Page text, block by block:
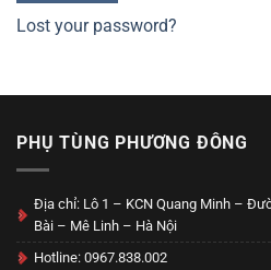
Lost your password?
PHỤ TÙNG PHƯƠNG ĐÔNG
Địa chỉ: Lô 1 – KCN Quang Minh –
Bài – Mê Linh – Hà Nội
Hotline: 0967.838.002